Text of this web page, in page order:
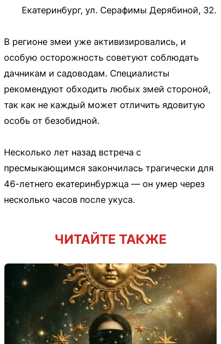
Екатеринбург, ул. Серафимы Дерябиной, 32.
В регионе змеи уже активизировались, и
особую осторожность советуют соблюдать
дачникам и садоводам. Специалисты
рекомендуют обходить любых змей стороной,
так как не каждый может отличить ядовитую
особь от безобидной.
Несколько лет назад встреча с
пресмыкающимся закончилась трагически для
46-летнего екатеринбуржца — он умер через
несколько часов после укуса.
ЧИТАЙТЕ ТАКЖЕ